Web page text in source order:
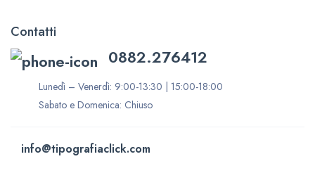
Contatti
0882.276412
Lunedì – Venerdì: 9:00-13:30 | 15:00-18:00
Sabato e Domenica: Chiuso
info@tipografiaclick.com